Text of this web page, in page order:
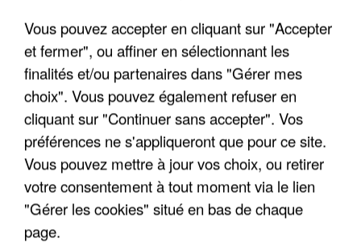
6 août 2026
Gabriel Attal et Raphaël Glucksmann visés par des
ingérences...
Sollicité, Sébastien Lecornu annonce un "travail
Vous pouvez accepter en cliquant sur "Accepter
et fermer", ou affiner en sélectionnant les
finalités et/ou partenaires dans "Gérer mes
choix". Vous pouvez également refuser en
cliquant sur "Continuer sans accepter". Vos
préférences ne s'appliqueront que pour ce site.
Vous pouvez mettre à jour vos choix, ou retirer
votre consentement à tout moment via le lien
"Gérer les cookies" situé en bas de chaque
page.